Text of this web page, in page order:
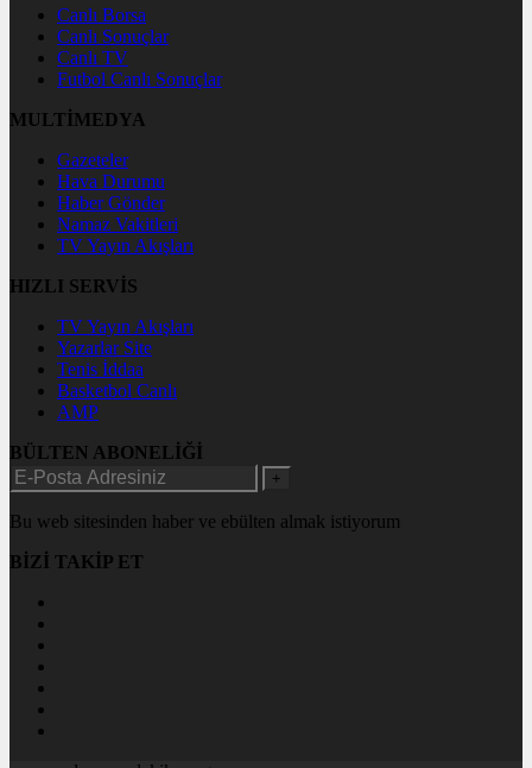
Canlı Borsa
Canlı Sonuçlar
Canlı TV
Futbol Canlı Sonuçlar
MULTİMEDYA
Gazeteler
Hava Durumu
Haber Gönder
Namaz Vakitleri
TV Yayın Akışları
HIZLI SERVİS
TV Yayın Akışları
Yazarlar Site
Tenis İddaa
Basketbol Canlı
AMP
BÜLTEN ABONELİĞİ
+
Bu web sitesinden haber ve ebülten almak istiyorum
BİZİ TAKİP ET